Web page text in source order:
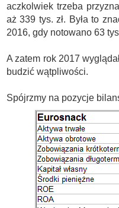
aczkolwiek trzeba
aż 339 tys. zł. Była to
2016, gdy notowano 63
A zatem rok 2017
budzić wątpliwości.
Spójrzmy na pozycje